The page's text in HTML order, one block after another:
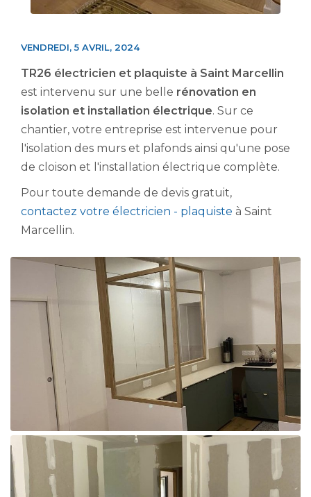
VENDREDI, 5 AVRIL, 2024
TR26 électricien et plaquiste à Saint Marcellin
est intervenu sur une belle rénovation en
isolation et installation électrique. Sur ce
chantier, votre entreprise est intervenue pour
l'isolation des murs et plafonds ainsi qu'une pose
de cloison et l'installation électrique complète.
Pour toute demande de devis gratuit,
contactez votre électricien - plaquiste à Saint
Marcellin.